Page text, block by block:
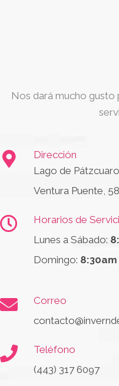
Nos dará mucho gusto
Dirección
Lago de
Ventura Puente,
Horarios de
Lunes a Sábado:
Domingo:
Correo
Teléfono
(443) 317 6097